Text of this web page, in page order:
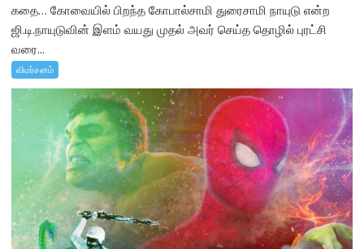
கதை… கோவையில் பிறந்த கோபால்சாமி துரைசாமி நாயுடு என்ற
ஜி.டி.நாயுடுவின் இளம் வயது முதல் அவர் செய்த தொழில் புரட்சி
வரை...
விமர்சனம்